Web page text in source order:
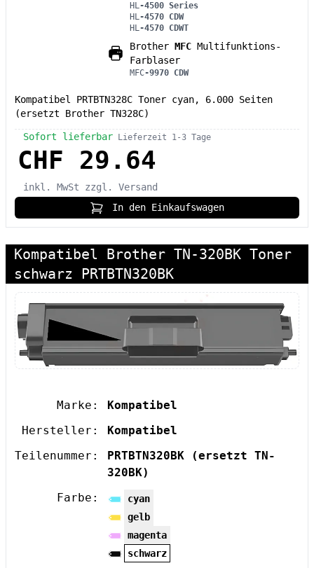
HL-4500 Series
HL-4570 CDW
HL-4570 CDWT
Brother MFC Multifunktions-
Farblaser
MFC-9970 CDW
Kompatibel PRTBTN328C Toner cyan, 6.000 Seiten
(ersetzt Brother TN328C)
Sofort lieferbar Lieferzeit 1-3 Tage
CHF 29.64
inkl. MwSt
zzgl. Versand
In den Einkaufswagen
Kompatibel Brother TN-320BK Toner
schwarz PRTBTN320BK
Marke:
Kompatibel
Hersteller:
Kompatibel
Teilenummer:
PRTBTN320BK
(ersetzt TN-
320BK)
Farbe:
cyan
gelb
magenta
schwarz